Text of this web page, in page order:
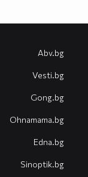
Abv.bg
Vesti.bg
Gong.bg
Оhnamama.bg
Edna.bg
Sinoptik.bg